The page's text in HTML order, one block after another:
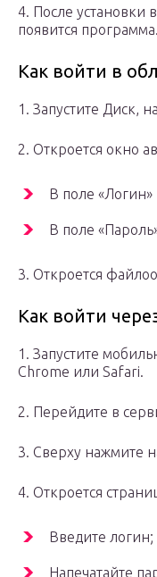
4. После установки
появится программа.
Как войти в
1. Запустите Диск,
2. Откроется окно
В поле «Логин»
В поле
3. Откроется
Как войти
1. Запустите
Chrome или Safari.
2. Перейдите в
3. Сверху нажмите
4. Откроется
Введите логин;
Напечатайте